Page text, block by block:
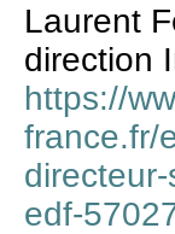
Laurent
direction
https://
france.fr/
edf-